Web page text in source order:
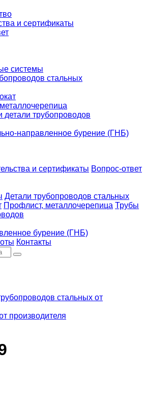
и сертификаты
системы
стальных
трубопроводов
направленное бурение (ГНБ)
и сертификаты Вопрос-ответ
Детали трубопроводов стальных
Профлист, металлочерепица Трубы
бурение (ГНБ)
Контакты
стальных от
производителя